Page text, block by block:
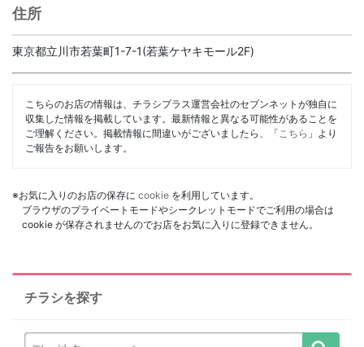
住所
東京都立川市若葉町1-7-1(若葉ケヤキモール2F)
こちらのお店の情報は、チラシプラス運営会社のセブンネットが独自に
収集した情報を掲載しています。最新情報と異なる可能性があることを
ご理解ください。掲載情報に間違いがございましたら、「 こちら 」より
ご報告をお願いします。
※お気に入りのお店の保存に cookie を利用しています。
ブラウザのプライベートモードやシークレットモードでご利用の場合は
cookie が保存されませんのでお店をお気に入りに登録できません。
チラシを探す